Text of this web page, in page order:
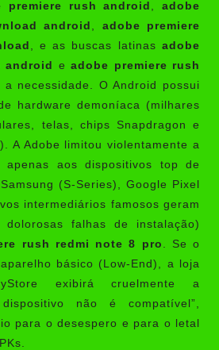
premiere rush android ,adobe
android
adobe premiere
, e as buscas latinasadobe
android
eadobe premiere rush
a necessidade. O Android possui
hardware demoníaca (milhares
telas, chips Snapdragon e
A Adobe limitou violentamente a
apenas aos dispositivos top de
(S-Series), Google Pixel
intermediários famosos geram
falhas de instalação)
rush redmi note 8 pro
. Se o
básico (Low-End), a loja
exibirá cruelmente a
não é compatível”,
para o desespero e para o letal